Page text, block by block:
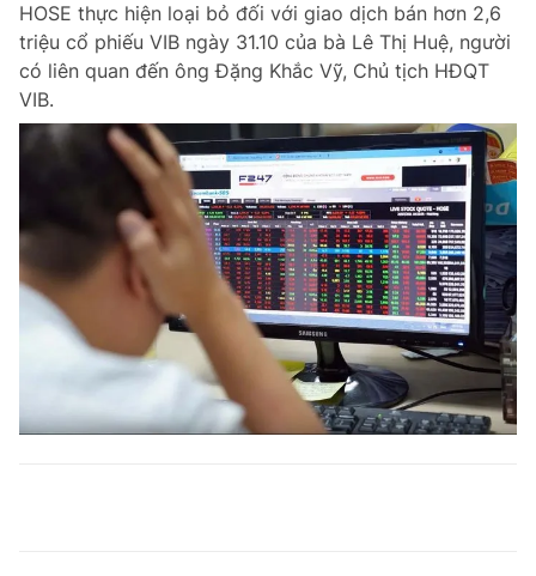
HOSE thực hiện loại bỏ đối với giao dịch bán hơn 2,6
triệu cổ phiếu VIB ngày 31.10 của bà Lê Thị Huệ, người
có liên quan đến ông Đặng Khắc Vỹ, Chủ tịch HĐQT
VIB.